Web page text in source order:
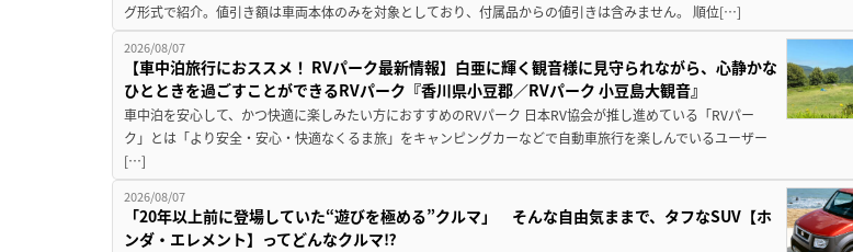
グ形式で紹介。値引き額は車両本体のみを対象としており、付属品からの値引きは含みません。 順位[…]
2026/08/07
【車中泊旅行におススメ！ RVパーク最新情報】白亜に輝く観音様に見守られながら、心静かな
ひとときを過ごすことができるRVパーク『香川県小豆郡／RVパーク 小豆島大観音』
車中泊を安心して、かつ快適に楽しみたい方におすすめのRVパーク 日本RV協会が推し進めている「RVパー
ク」とは「より安全・安心・快適なくるま旅」をキャンピングカーなどで自動車旅行を楽しんでいるユーザー
[…]
2026/08/07
「20年以上前に登場していた“遊びを極める”クルマ」 そんな自由気ままで、タフなSUV【ホ
ンダ・エレメント】ってどんなクルマ⁉︎